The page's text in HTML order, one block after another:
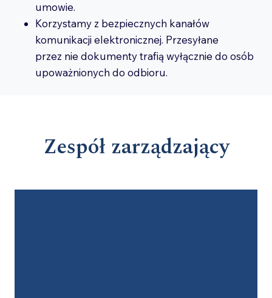
umowie.
Korzystamy z bezpiecznych kanałów
komunikacji elektronicznej. Przesyłane
przez nie dokumenty trafią wyłącznie do osób
upoważnionych do odbioru.
Zespół zarządzający